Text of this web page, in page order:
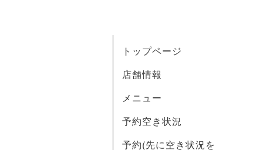
トップページ
店舗情報
メニュー
予約空き状況
予約(先に空き状況を